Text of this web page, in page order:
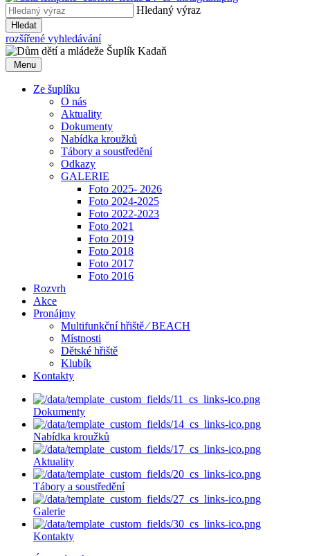
Hledaný výraz
Hledat
rozšířené vyhledávání
Menu
Ze šuplíku
O nás
Aktuality
Dokumenty
Nabídka kroužků
Tábory a soustředění
Odkazy
GALERIE
Foto 2025- 2026
Foto 2024-2025
Foto 2022-2023
Foto 2021
Foto 2019
Foto 2018
Foto 2017
Foto 2016
Rozvrh
Akce
Pronájmy
Multifunkční hřiště ⁄ BEACH
Místnosti
Dětské hřiště
Klubík
Kontakty
Dokumenty
Nabídka kroužků
Aktuality
Tábory a soustředění
Galerie
Kontakty